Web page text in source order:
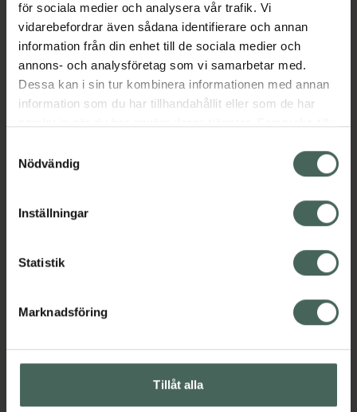
för sociala medier och analysera vår trafik. Vi
vidarebefordrar även sådana identifierare och annan
information från din enhet till de sociala medier och
annons- och analysföretag som vi samarbetar med.
Dessa kan i sin tur kombinera informationen med annan
information som du har tillhandahållit eller som de har
återkalla ditt samtycke via webbplatsens
cookieinställningar. Ett återkallat samtycke påverkar inte
lagligheten av behandling som skett innan återkallelsen.
Nödvändig
Inställningar
Statistik
Marknadsföring
Tillåt alla
Beskrivning
00361755008131
Kronans Apotek finns här för dig. Du hittar oss från Skåne i
datorn. Oavsett vem du är så är det vårt uppdrag att
med oss.
Kundservice
Kontakta oss
Hitta apotek